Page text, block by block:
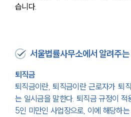
습니다.
서울법률사무소에서 알려주
퇴직금
퇴직금이란, 퇴직금이란 근로자가 퇴
는 일시금을 말한다. 퇴직금 규정이
5인 미만인 사업장으로, 이에 해당하